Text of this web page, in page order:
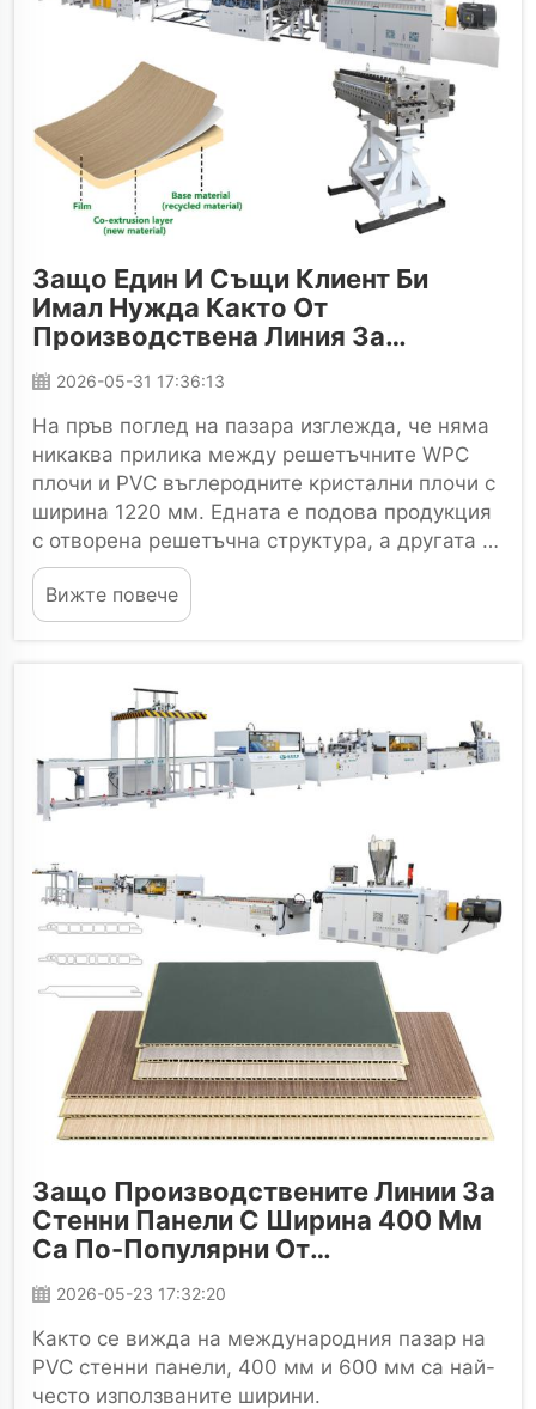
Защо Един И Същи Клиент Би
Имал Нужда Както От
Производствена Линия За
Решетъчни WPC Плочи, Така И От
Производствена Линия За PVC
Въглеродни Кристални Плочи С
Ширина 1220 Мм
2026-05-31 17:36:13
На пръв поглед на пазара изглежда, че няма
никаква прилика между решетъчните WPC
плочи и PVC въглеродните кристални плочи с
ширина 1220 мм. Едната е подова продукция
с отворена решетъчна структура, а другата —
цялостна декоративна широка плоча.
Всъщност обаче има множество успешни м...
Вижте повече
Защо Производствените Линии За
Стенни Панели С Ширина 400 Мм
Са По-Популярни От
Производствените Линии За
Стенни Панели С Ширина 600 Мм
2026-05-23 17:32:20
Както се вижда на международния пазар на
PVC стенни панели, 400 мм и 600 мм са най-
често използваните ширини.